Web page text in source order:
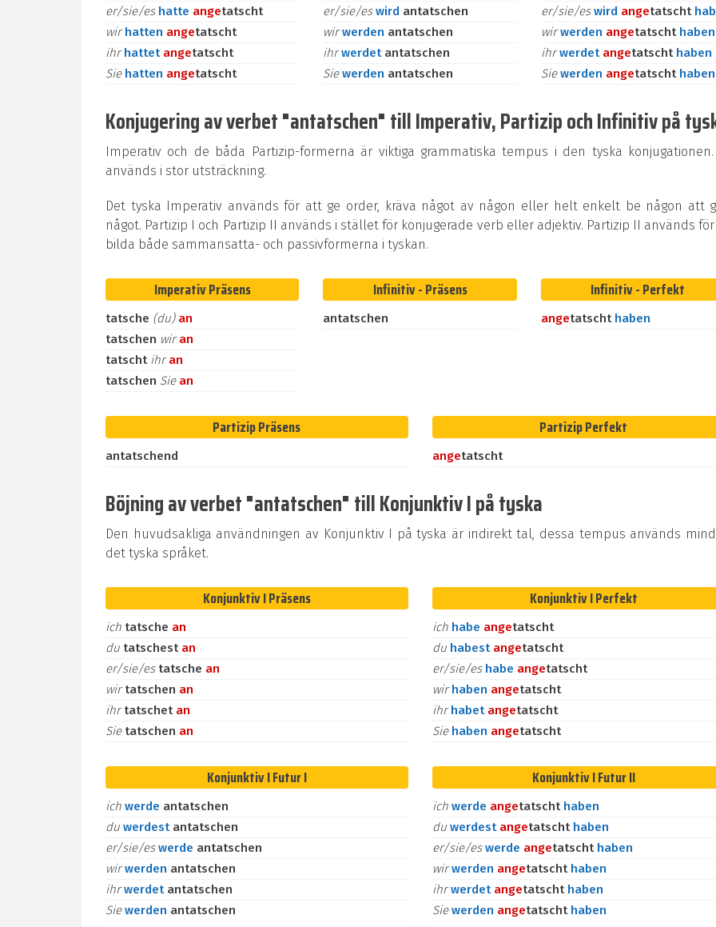
er/sie/es hatte angetatscht
wirhatten angetatscht
ihrhattet angetatscht
Sie hatten angetatscht
er/sie/eswird antatschen
wirwerden antatschen
ihrwerdet antatschen
Siewerden antatschen
er/sie/eswird angetatscht
wirwerden angetatscht haben
ihrwerdet angetatscht haben
Siewerden angetatscht haben
Konjugering av verbet "antatschen" till Imperativ, Partizip och Infinitiv på
Imperativ och de båda Partizip-formerna är viktiga grammatiska tempus i den tyska konjugationen.
används i stor utsträckning.
Det tyska Imperativ används för att ge order, kräva något av någon eller helt enkelt be någon att
något. Partizip I och Partizip II används i stället för konjugerade verb eller adjektiv. Partizip II används
bilda både sammansatta- och passivformerna i tyskan.
Imperativ Präsens
tatsche (du) an
tatschen wiran
tatscht ihran
tatschen Sie an
Infinitiv - Präsens
antatschen
Infinitiv - Perfekt
angetatscht haben
Partizip Präsens
antatschend
Partizip Perfekt
angetatscht
Böjning av verbet "antatschen" till Konjunktiv I på tyska
Den huvudsakliga användningen av Konjunktiv I på tyska är indirekt tal, dessa tempus används
det tyska språket.
Konjunktiv I Präsens
ich tatsche an
du tatschest an
er/sie/es tatsche an
wirtatschen an
ihrtatschet an
Sie tatschen an
Konjunktiv I Perfekt
ich habe angetatscht
du habest angetatscht
er/sie/es habe angetatscht
wirhaben angetatscht
ihrhabet angetatscht
Sie haben angetatscht
Konjunktiv I Futur I
ich werde antatschen
du werdest antatschen
er/sie/eswerde antatschen
wirwerden antatschen
ihrwerdet antatschen
Siewerden antatschen
Konjunktiv I Futur II
ich werde angetatscht haben
du werdest angetatscht haben
er/sie/eswerde angetatscht haben
wirwerden angetatscht haben
ihrwerdet angetatscht haben
Siewerden angetatscht haben